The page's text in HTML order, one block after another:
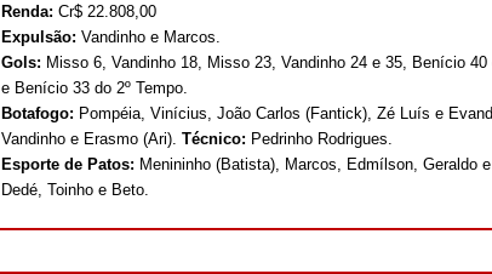
Renda: Cr$ 22.808,00
Expulsão: Vandinho e Marcos.
Gols: Misso 6, Vandinho 18, Misso 23, Vandinho 24 e 35, Benício
e Benício 33 do 2º Tempo.
Botafogo: Pompéia, Vinícius, João Carlos (Fantick), Zé Luís e
Vandinho e Erasmo (Ari). Técnico: Pedrinho Rodrigues.
Esporte de Patos: Menininho (Batista), Marcos, Edmílson, Geraldo
Dedé, Toinho e Beto.